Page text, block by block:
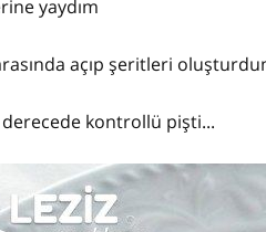
yaydım
açıp şeritleri
kontrollü pişti...